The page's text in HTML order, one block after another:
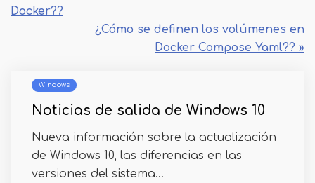
Docker??
¿Cómo se definen los volúmenes en
Docker Compose Yaml?? »
Windows
Noticias de salida de Windows 10
Nueva información sobre la actualización
de Windows 10, las diferencias en las
versiones del sistema...